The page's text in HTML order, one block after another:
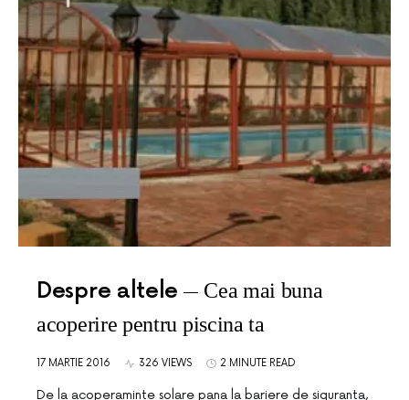
Despre altele
Cea mai buna
acoperire pentru piscina ta
17 MARTIE 2016 326 VIEWS 2 MINUTE READ
De la acoperaminte solare pana la bariere de siguranta,